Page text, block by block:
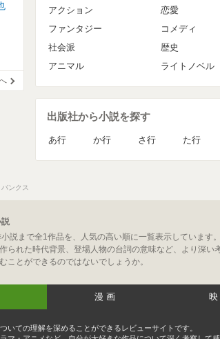
アクション 恋愛
ファンタジー
コメディ
社会派
歴史
アニマル
ライトノベル
出版社から小説を探す
あ行 か行 さ行 た行
ンクス
説まで全1作品を、人気の高い順に一覧表示していま
られた時代背景、登場人物の台詞の意味など、より深
ことができるのではないでしょうか。
漫画
いての理解を深めることができるレビューサイトです。